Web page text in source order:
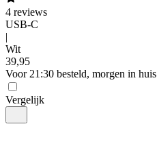
4 reviews
USB-C
|
Wit
39,95
Voor 21:30 besteld, morgen in huis
Vergelijk